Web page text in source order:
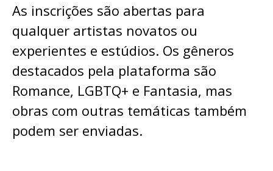
As inscrições são abertas para
qualquer artistas novatos ou
experientes e estúdios. Os gêneros
destacados pela plataforma são
Romance, LGBTQ+ e Fantasia, mas
obras com outras temáticas também
podem ser enviadas.